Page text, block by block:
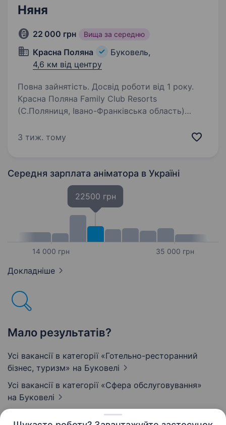
Няня
22 000 грн Вища за середню
Красна Поляна
Буковель,
4,6 км від центру
Повна зайнятість. Досвід роботи від 1 року.
Красна Поляна Family Club Resorts
(С.Поляниця, Івано-Франківська область)
Переїзд в с. Поляниця (Буковель) Проживання
3 тиж. тому
Середня зарплата аніматора в Україні
14 000 грн
22500 грн
35 000 грн
Докладніше
Мало результатів?
Усі вакансії в категорії «Готельно-ресторанний
бізнес, туризм» на Буковелі
Усі вакансії в категорії «Сфера обслуговування»
на Буковелі